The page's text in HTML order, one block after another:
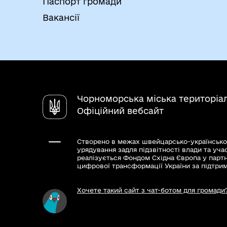
за умови подання відповідної заяви
Внесення відповідного запису до
формувань.
Рішення про проведення державної
Рішення та повідомлення про
Вакансії
Чорноморська міська
Офіційний вебсайт
Створено в межах швейцарсько-
урядування задля підзвітності влади та
реалізується Фондом Східна Європа у
цифрової трансформації України за
Хочете такий сайт з чат-ботом для